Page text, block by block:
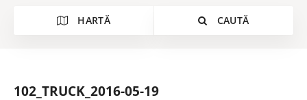
HARTĂ CAUTĂ
102_TRUCK_2016-05-19